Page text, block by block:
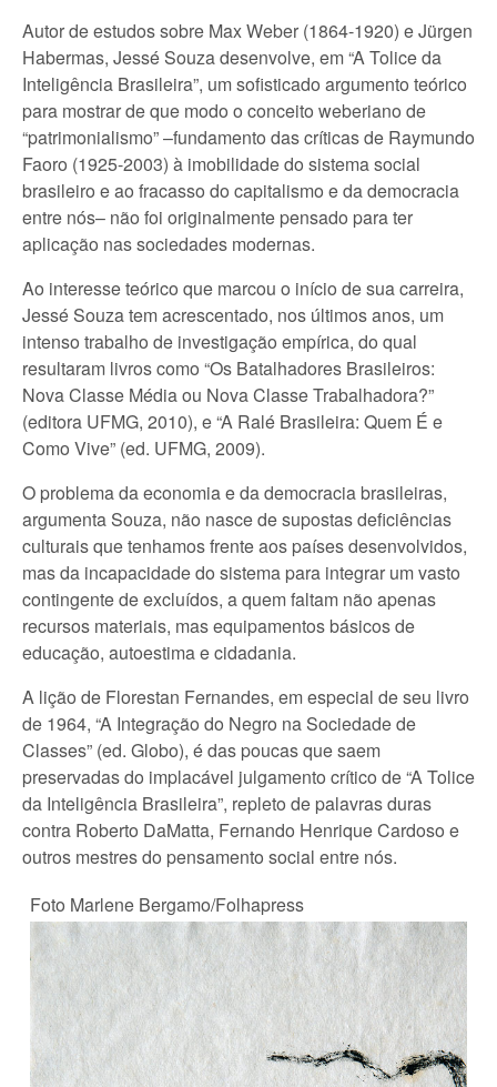
Autor de estudos sobre Max Weber (1864-1920) e Jürgen
Habermas, Jessé Souza desenvolve, em “A Tolice da
Inteligência Brasileira”, um sofisticado argumento teórico
para mostrar de que modo o conceito weberiano de
“patrimonialismo” –fundamento das críticas de Raymundo
Faoro (1925-2003) à imobilidade do sistema social
brasileiro e ao fracasso do capitalismo e da democracia
entre nós– não foi originalmente pensado para ter
aplicação nas sociedades modernas.
Ao interesse teórico que marcou o início de sua carreira,
Jessé Souza tem acrescentado, nos últimos anos, um
intenso trabalho de investigação empírica, do qual
resultaram livros como “Os Batalhadores Brasileiros:
Nova Classe Média ou Nova Classe Trabalhadora?”
(editora UFMG, 2010), e “A Ralé Brasileira: Quem É e
Como Vive” (ed. UFMG, 2009).
O problema da economia e da democracia brasileiras,
argumenta Souza, não nasce de supostas deficiências
culturais que tenhamos frente aos países desenvolvidos,
mas da incapacidade do sistema para integrar um vasto
contingente de excluídos, a quem faltam não apenas
recursos materiais, mas equipamentos básicos de
educação, autoestima e cidadania.
A lição de Florestan Fernandes, em especial de seu livro
de 1964, “A Integração do Negro na Sociedade de
Classes” (ed. Globo), é das poucas que saem
preservadas do implacável julgamento crítico de “A Tolice
da Inteligência Brasileira”, repleto de palavras duras
contra Roberto DaMatta, Fernando Henrique Cardoso e
outros mestres do pensamento social entre nós.
Foto Marlene Bergamo/Folhapress